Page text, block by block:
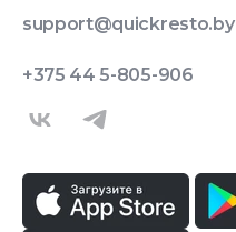
support@quickresto.by
+375 44 5-805-906